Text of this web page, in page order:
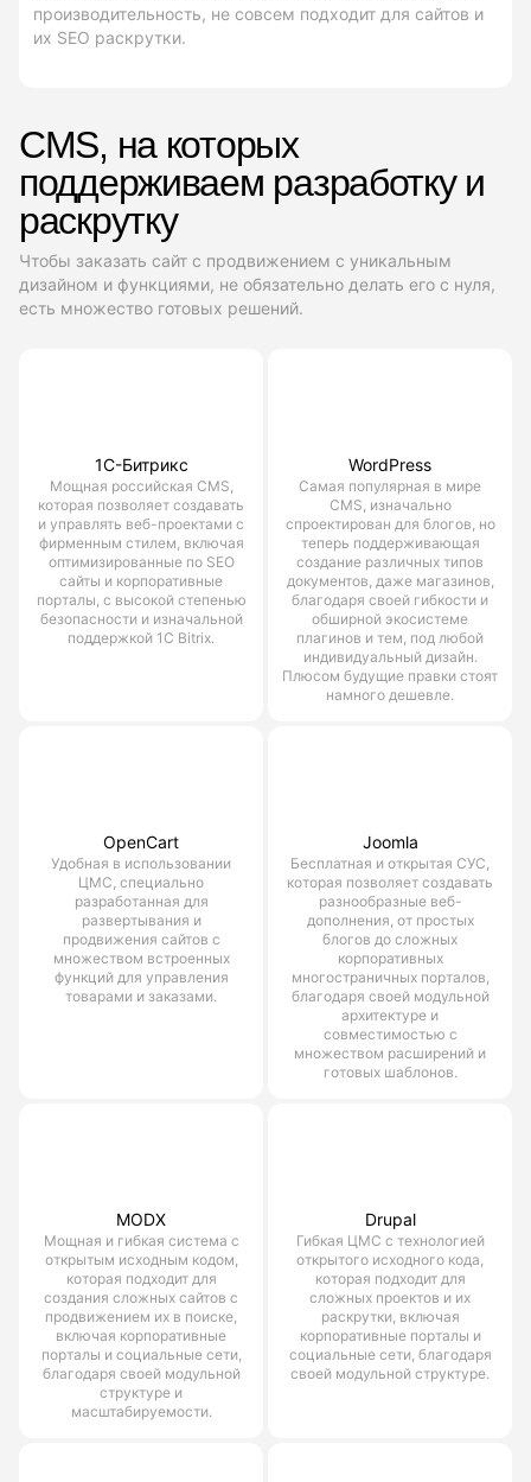
производительность, не совсем подходит для сайтов и
их SEO раскрутки.
CMS, на которых
поддерживаем разработку и
раскрутку
Чтобы заказать сайт с продвижением с уникальным
дизайном и функциями, не обязательно делать его с нуля,
есть множество готовых решений.
1С-Битрикс
Мощная российская CMS,
которая позволяет создавать
и управлять веб-проектами с
фирменным стилем, включая
оптимизированные по SEO
сайты и корпоративные
порталы, с высокой степенью
безопасности и изначальной
поддержкой 1С Bitrix.
WordPress
Самая популярная в мире
CMS, изначально
спроектирован для блогов, но
теперь поддерживающая
создание различных типов
документов, даже магазинов,
благодаря своей гибкости и
обширной экосистеме
плагинов и тем, под любой
индивидуальный дизайн.
Плюсом будущие правки стоят
намного дешевле.
OpenCart
Удобная в использовании
ЦМС, специально
разработанная для
развертывания и
продвижения сайтов с
множеством встроенных
функций для управления
товарами и заказами.
Joomla
Бесплатная и открытая СУС,
которая позволяет создавать
разнообразные веб-
дополнения, от простых
блогов до сложных
корпоративных
многостраничных порталов,
благодаря своей модульной
архитектуре и
совместимостью с
множеством расширений и
готовых шаблонов.
MODX
Мощная и гибкая система с
открытым исходным кодом,
которая подходит для
создания сложных сайтов с
продвижением их в поиске,
включая корпоративные
порталы и социальные сети,
благодаря своей модульной
структуре и
масштабируемости.
Drupal
Гибкая ЦМС с технологией
открытого исходного кода,
которая подходит для
сложных проектов и их
раскрутки, включая
корпоративные порталы и
социальные сети, благодаря
своей модульной структуре.